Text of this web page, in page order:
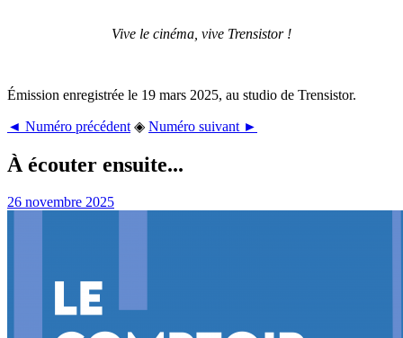
Vive le cinéma, vive Trensistor !
Émission enregistrée le 19 mars 2025, au studio de Trensistor.
◄ Numéro précédent ◈ Numéro suivant ►
À écouter ensuite...
26 novembre 2025